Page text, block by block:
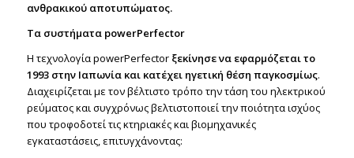
ανθρακικού αποτυπώματος.
Τα συστήματα powerPerfector
Η τεχνολογία powerPerfector ξεκίνησε να εφαρμόζεται το
1993 στην Ιαπωνία και κατέχει ηγετική θέση παγκοσμίως.
Διαχειρίζεται με τον βέλτιστο τρόπο την τάση του ηλεκτρικού
ρεύματος και συγχρόνως βελτιστοποιεί την ποιότητα ισχύος
που τροφοδοτεί τις κτηριακές και βιομηχανικές
εγκαταστάσεις, επιτυγχάνοντας: